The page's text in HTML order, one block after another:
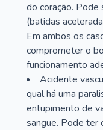
do coração. Pode
(batidas
Em ambos os
comprometer o
funcionamento
Acidente
qual há uma
entupimento de
sangue. Pode ter